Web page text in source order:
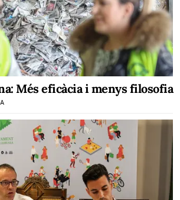
Més eficàcia i menys filosofia